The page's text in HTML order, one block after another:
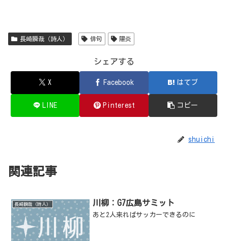
長崎瞬哉（詩人） 俳句 陽炎
シェアする
X Facebook はてブ
LINE Pinterest コピー
shuichi
関連記事
長崎瞬哉（詩人） 川柳：G7広島サミット
あと2人来ればサッカーできるのに